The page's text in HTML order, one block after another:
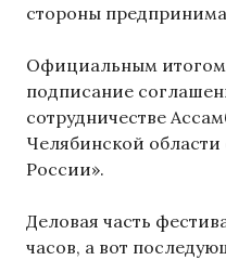
стороны
Официальным итогом
подписание
сотрудничестве
Челябинской
России».
Деловая часть
часов, а вот